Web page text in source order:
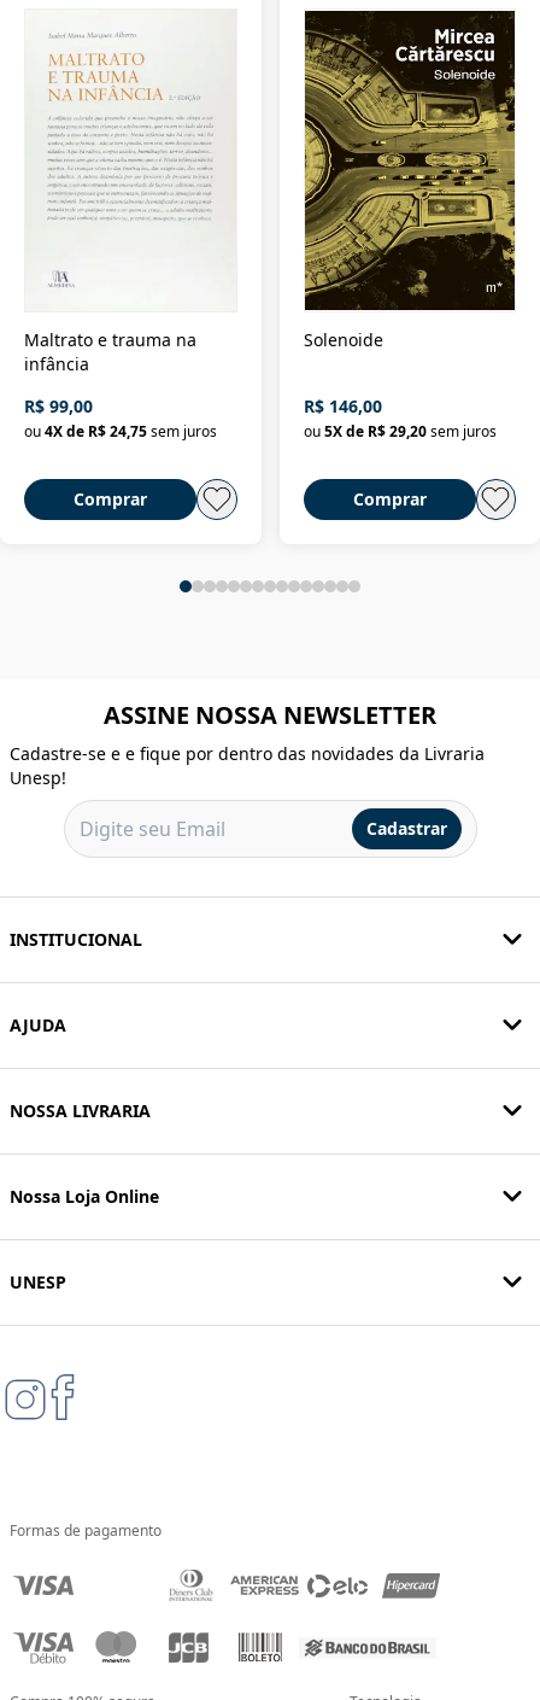
Maltrato e trauma na
infância
R$ 99,00
ou4X de R$ 24,75sem juros
Comprar
Solenoide
R$ 146,00
ou 5X de R$ 29,20 sem juros
Comprar
ASSINE NOSSA NEWSLETTER
Cadastre-se e e fique por dentro das novidades da Livraria
Unesp!
Cadastrar
INSTITUCIONAL
AJUDA
NOSSA LIVRARIA
Nossa Loja Online
UNESP
Formas de pagamento